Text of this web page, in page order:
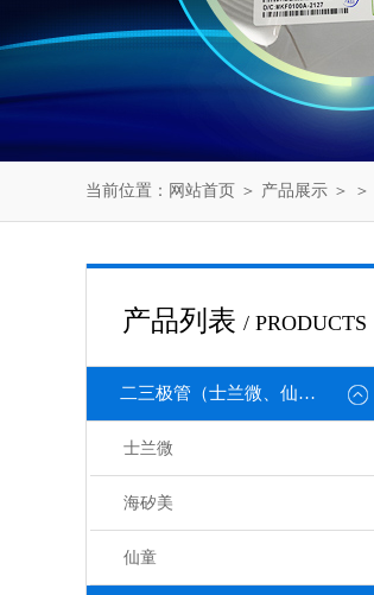
当前位置： 网站首页 ＞ 产品展示 ＞ ＞
产品列表 / PRODUCTS
二三极管（士兰微、仙童、强茂、海矽美、光宝等）
士兰微
海矽美
仙童